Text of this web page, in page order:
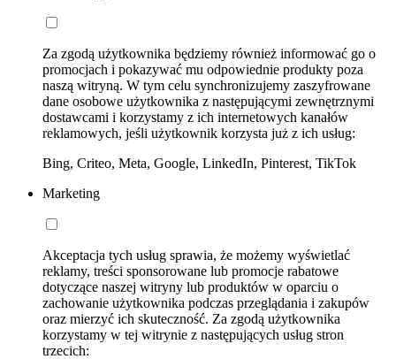
Za zgodą użytkownika będziemy również informować go o
promocjach i pokazywać mu odpowiednie produkty poza
naszą witryną. W tym celu synchronizujemy zaszyfrowane
dane osobowe użytkownika z następującymi zewnętrznymi
dostawcami i korzystamy z ich internetowych kanałów
reklamowych, jeśli użytkownik korzysta już z ich usług:
Bing, Criteo, Meta, Google, LinkedIn, Pinterest, TikTok
Marketing
Akceptacja tych usług sprawia, że możemy wyświetlać
reklamy, treści sponsorowane lub promocje rabatowe
dotyczące naszej witryny lub produktów w oparciu o
zachowanie użytkownika podczas przeglądania i zakupów
oraz mierzyć ich skuteczność. Za zgodą użytkownika
korzystamy w tej witrynie z następujących usług stron
trzecich: